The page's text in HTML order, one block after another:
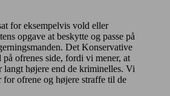
for eksempelvis vold eller
opgave at beskytte og passe på
Det Konservative
ofrenes side, fordi vi mener, at
langt højere end de kriminelles. Vi
for ofrene og højere straffe til de